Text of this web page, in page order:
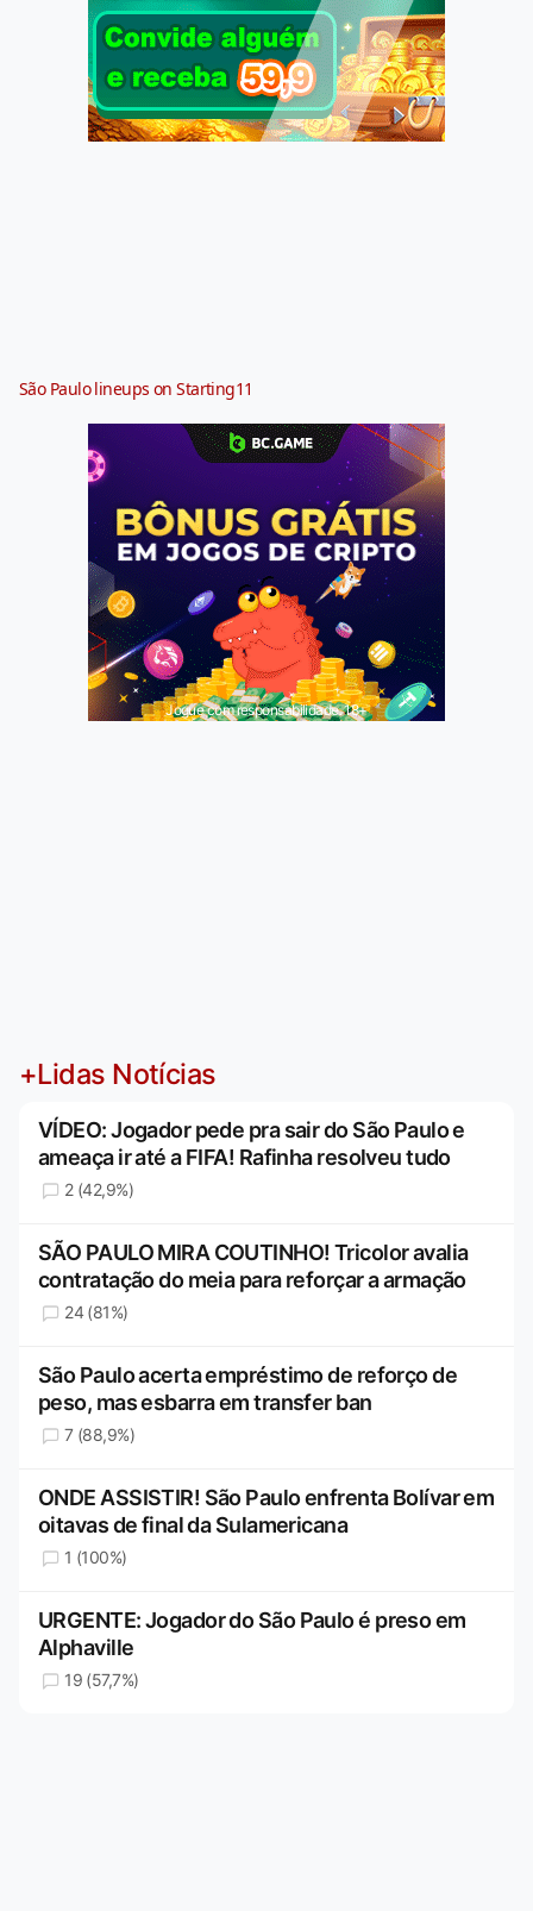
São Paulo lineups on Starting11
Jogue com responsabilidade. 18+
+Lidas Notícias
VÍDEO: Jogador pede pra sair do São Paulo e
ameaça ir até a FIFA! Rafinha resolveu tudo
2 (42,9%)
SÃO PAULO MIRA COUTINHO! Tricolor avalia
contratação do meia para reforçar a armação
24 (81%)
São Paulo acerta empréstimo de reforço de
peso, mas esbarra em transfer ban
7 (88,9%)
ONDE ASSISTIR! São Paulo enfrenta Bolívar em
oitavas de final da Sulamericana
1 (100%)
URGENTE: Jogador do São Paulo é preso em
Alphaville
19 (57,7%)